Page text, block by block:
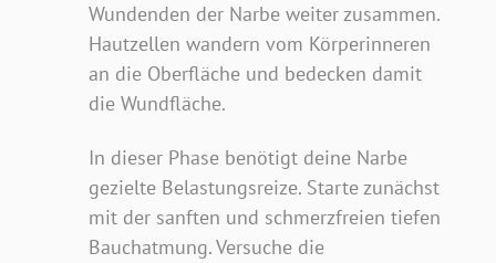
Wundenden der Narbe weiter zusammen.
Hautzellen wandern vom Körperinneren
an die Oberfläche und bedecken damit
die Wundfläche.
In dieser Phase benötigt deine Narbe
gezielte Belastungsreize. Starte zunächst
mit der sanften und schmerzfreien tiefen
Bauchatmung. Versuche die